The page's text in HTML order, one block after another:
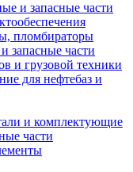
и запасные части
пломбираторы
запасные части
и грузовой техники
для нефтебаз и
и комплектующие
части